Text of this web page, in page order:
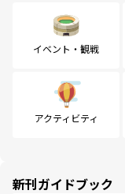
イベント・観戦
アクティビティ
新刊ガイドブック